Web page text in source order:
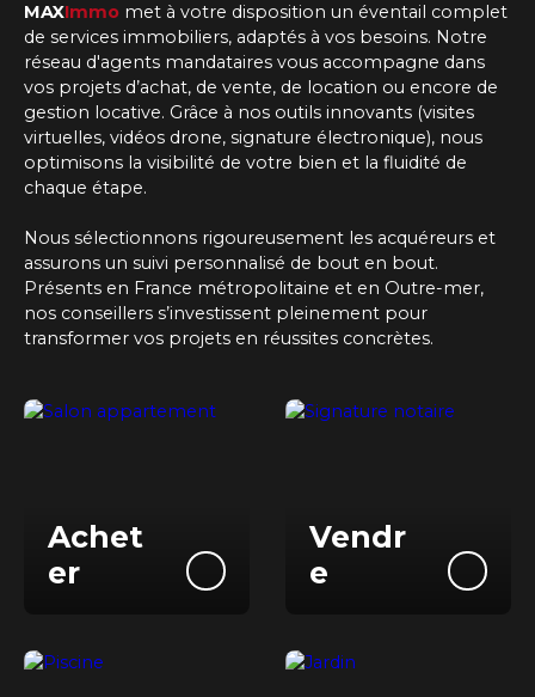
MAXImmo met à votre disposition un éventail complet
de services immobiliers, adaptés à vos besoins. Notre
réseau d'agents mandataires vous accompagne dans
vos projets d’achat, de vente, de location ou encore de
gestion locative. Grâce à nos outils innovants (visites
virtuelles, vidéos drone, signature électronique), nous
optimisons la visibilité de votre bien et la fluidité de
chaque étape.
Nous sélectionnons rigoureusement les acquéreurs et
assurons un suivi personnalisé de bout en bout.
Présents en France métropolitaine et en Outre-mer,
nos conseillers s’investissent pleinement pour
transformer vos projets en réussites concrètes.
Achet
er
Vendr
e